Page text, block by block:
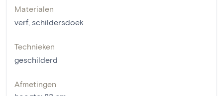
Materialen
verf schildersdoek
Technieken
geschilderd
Afmetingen